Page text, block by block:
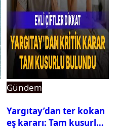
Gündem
Yargıtay’dan ter kokan
eş kararı: Tam kusurlu